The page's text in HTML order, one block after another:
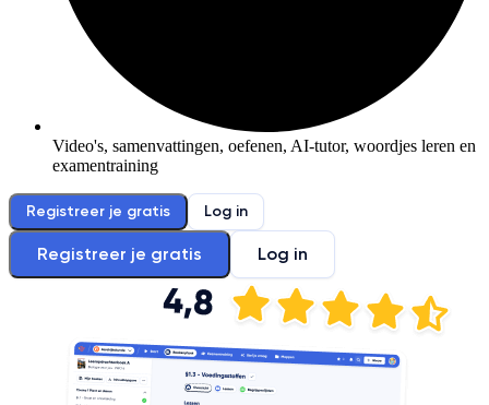
Video's, samenvattingen, oefenen, AI-tutor, woordjes leren en
examentraining
Registreer je gratis Log in
Registreer je gratis Log in